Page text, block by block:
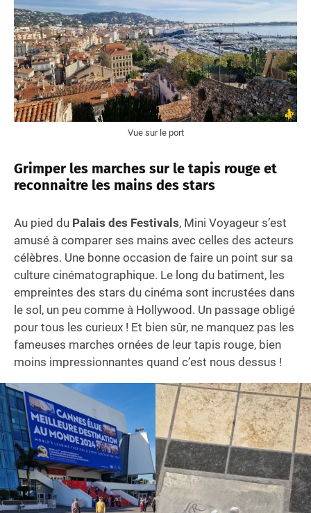
Vue sur le port
Grimper les marches sur le tapis rouge et
reconnaitre les mains des stars
Au pied du Palais des Festivals, Mini Voyageur s’est
amusé à comparer ses mains avec celles des acteurs
célèbres. Une bonne occasion de faire un point sur sa
culture cinématographique. Le long du batiment, les
empreintes des stars du cinéma sont incrustées dans
le sol, un peu comme à Hollywood. Un passage obligé
pour tous les curieux ! Et bien sûr, ne manquez pas les
fameuses marches ornées de leur tapis rouge, bien
moins impressionnantes quand c’est nous dessus !